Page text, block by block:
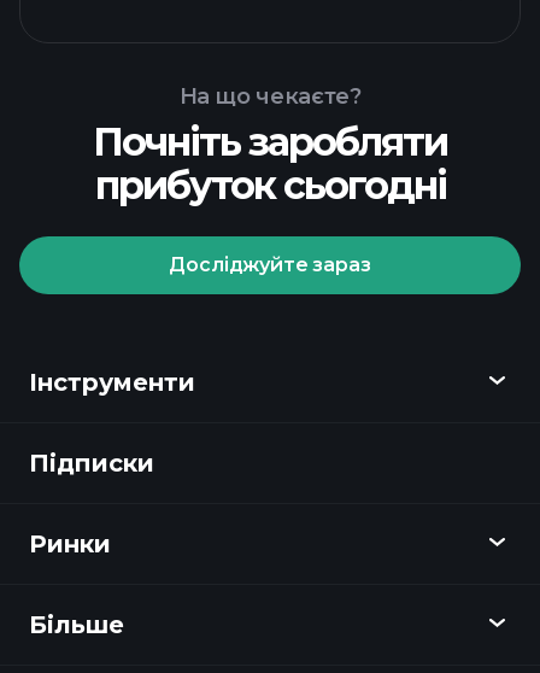
Playtrade Tournaments
На що чекаєте?
Почніть заробляти
прибуток сьогодні
Досліджуйте зараз
Інструменти
Огляд
Новини
Підписки
Ринки
Огляд
Більше